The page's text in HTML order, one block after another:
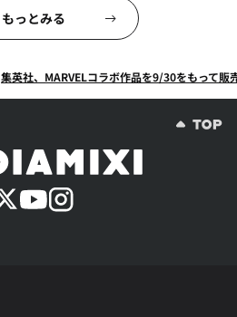
もっとみる
集英社、MARVELコラボ作品を9/30をもって販